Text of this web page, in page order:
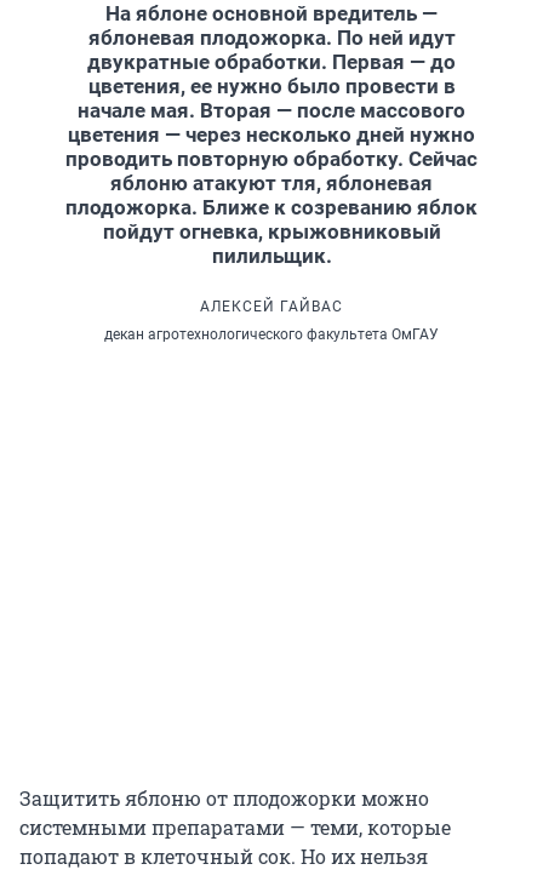
На яблоне основной вредитель —
яблоневая плодожорка. По ней идут
двукратные обработки. Первая — до
цветения, ее нужно было провести в
начале мая. Вторая — после массового
цветения — через несколько дней нужно
проводить повторную обработку. Сейчас
яблоню атакуют тля, яблоневая
плодожорка. Ближе к созреванию яблок
пойдут огневка, крыжовниковый
пилильщик.
АЛЕКСЕЙ ГАЙВАС
декан агротехнологического факультета ОмГАУ
Защитить яблоню от плодожорки можно
системными препаратами — теми, которые
попадают в клеточный сок. Но их нельзя